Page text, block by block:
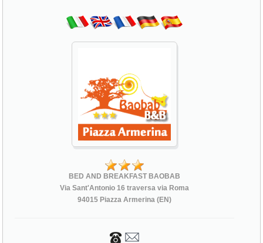
BED AND BREAKFAST BAOBAB
Via Sant'Antonio 16 traversa via Roma
94015 Piazza Armerina (EN)